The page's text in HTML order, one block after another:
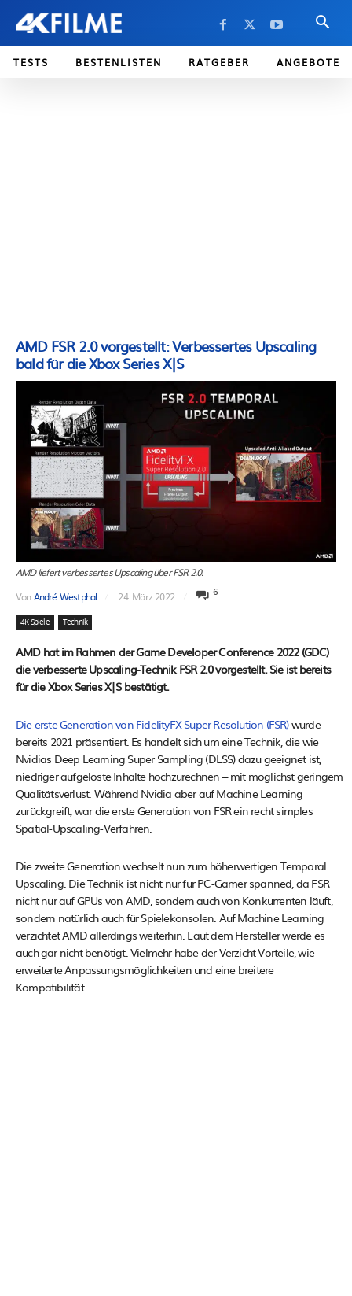
TESTS BESTENLISTEN RATGEBER ANGEBOTE
AMD FSR 2.0 vorgestellt: Verbessertes Upscaling
bald für die Xbox Series X|S
AMD liefert verbessertes Upscaling über FSR 2.0.
VonAndré Westphal 24. März 2022 6
4K Spiele Technik
AMD hat im Rahmen der Game Developer Conference 2022 (GDC)
die verbesserte Upscaling-Technik FSR 2.0 vorgestellt. Sie ist bereits
für die Xbox Series X|S bestätigt.
Die erste Generation von FidelityFX Super Resolution (FSR)wurde
bereits 2021 präsentiert. Es handelt sich um eine Technik, die wie
Nvidias Deep Learning Super Sampling (DLSS) dazu geeignet ist,
niedriger aufgelöste Inhalte hochzurechnen – mit möglichst geringem
Qualitätsverlust. Während Nvidia aber auf Machine Learning
zurückgreift, war die erste Generation von FSR ein recht simples
Spatial-Upscaling-Verfahren.
Die zweite Generation wechselt nun zum höherwertigen Temporal
Upscaling. Die Technik ist nicht nur für PC-Gamer spanned, da FSR
nicht nur auf GPUs von AMD, sondern auch von Konkurrenten läuft,
sondern natürlich auch für Spielekonsolen. Auf Machine Learning
verzichtet AMD allerdings weiterhin. Laut dem Hersteller werde es
auch gar nicht benötigt. Vielmehr habe der Verzicht Vorteile, wie
erweiterte Anpassungsmöglichkeiten und eine breitere
Kompatibilität.